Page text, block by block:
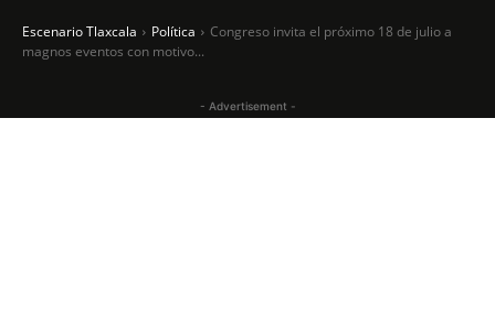
Escenario Tlaxcala Política
Congreso invita el próximo 18 de julio a
magnos eventos con motivo...
- Advertisement -